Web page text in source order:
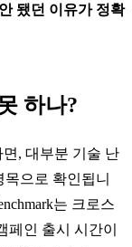
됐던 이유가 정확
하나?
, 대부분 기술 난
으로 확인됩니
는 크로스
페인 출시 시간이